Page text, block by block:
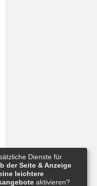
Dienste für
der Seite & Anzeige
leichtere
aktivieren?